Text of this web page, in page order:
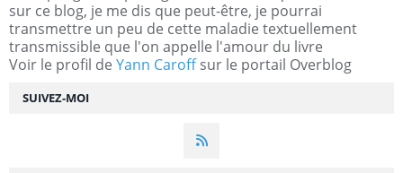
SUIVEZ-MOI
sur ce blog, je me dis que peut-être, je pourrai
transmettre un peu de cette maladie textuellement
transmissible que l'on appelle l'amour du livre
Voir le profil de Yann Caroffsur le portail Overblog